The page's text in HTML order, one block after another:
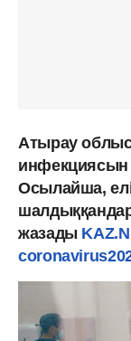
Атырау
инфекциясын
Осылайша,
жазады